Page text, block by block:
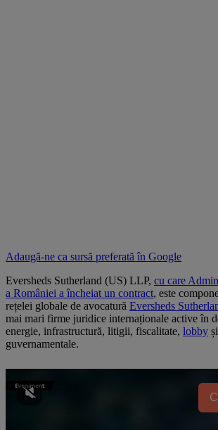
Adaugă-ne ca sursă preferată în Google
Eversheds Sutherland (US) LLP, cu care
a României a încheiat un contract, este
rețelei globale de avocatură Eversheds
mai mari firme juridice internaționale active în
energie, infrastructură, litigii, fiscalitate, lobby
guvernamentale.